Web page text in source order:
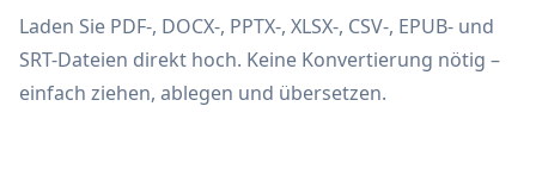
Laden Sie PDF-, DOCX-, PPTX-, XLSX-, CSV-, EPUB- und
SRT-Dateien direkt hoch. Keine Konvertierung nötig –
einfach ziehen, ablegen und übersetzen.